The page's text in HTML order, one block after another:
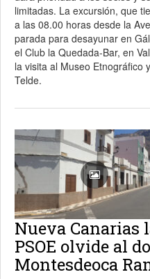
limitadas. La excursión, que
a las 08.00 horas desde la
parada para desayunar en
el Club la Quedada-Bar, en
la visita al Museo Etnográfico
Telde.
Nueva Canarias
PSOE olvide al
Montesdeoca